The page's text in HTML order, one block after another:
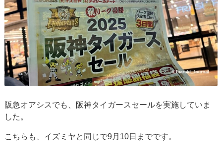
阪急オアシスでも、阪神タイガースセールを実施していま
した。
こちらも、イズミヤと同じで9月10日までです。